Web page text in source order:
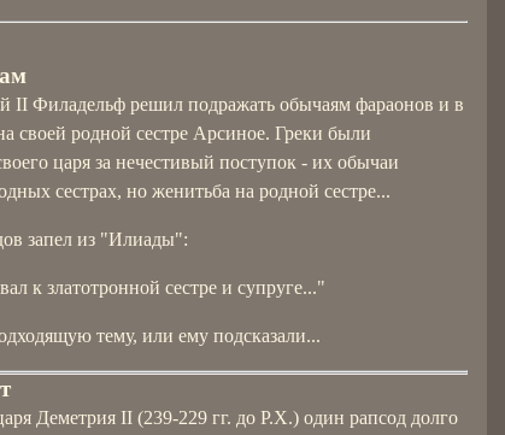
II Филадельф решил подражать обычаям фараонов и в
своей родной сестре Арсиное. Греки были
царя за нечестивый поступок - их обычаи
сестрах, но женитьба на родной сестре...
запел из "Илиады":
к златотронной сестре и супруге..."
тему, или ему подсказали...
Деметрия II (239-229 гг. до Р.Х.) один рапсод долго